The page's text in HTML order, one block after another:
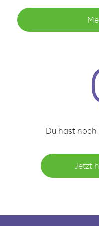
Du hast noch
Jetzt